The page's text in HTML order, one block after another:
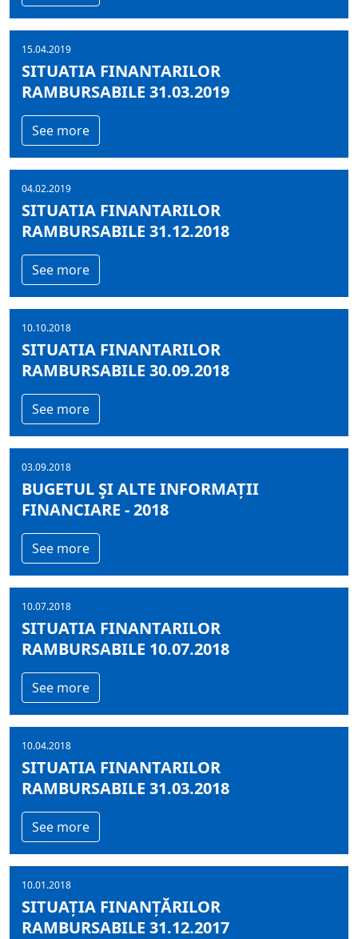
15.04.2019
SITUATIA FINANTARILOR
RAMBURSABILE 31.03.2019
See more
04.02.2019
SITUATIA FINANTARILOR
RAMBURSABILE 31.12.2018
See more
10.10.2018
SITUATIA FINANTARILOR
RAMBURSABILE 30.09.2018
See more
03.09.2018
BUGETUL ŞI ALTE INFORMAȚII
FINANCIARE - 2018
See more
10.07.2018
SITUATIA FINANTARILOR
RAMBURSABILE 10.07.2018
See more
10.04.2018
SITUATIA FINANTARILOR
RAMBURSABILE 31.03.2018
See more
10.01.2018
SITUAȚIA FINANȚĂRILOR
RAMBURSABILE 31.12.2017